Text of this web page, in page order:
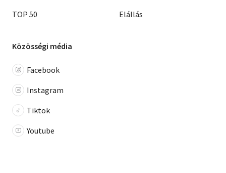
TOP 50
Elállás
Közösségi média
Facebook
Instagram
Tiktok
Youtube